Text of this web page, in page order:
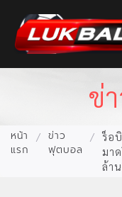
ข่
หน้า
แรก
/ ข่าว
ฟุตบอล
/ ร็อ
มา
ล้า